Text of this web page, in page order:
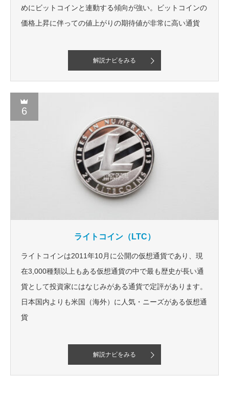
めにビットコインと連動する傾向が強い。ビットコインの
価格上昇に伴っての値上がりの期待値が非常に高い通貨
解説ナビをみる
6
ライトコイン（LTC）
ライトコインは2011年10月に公開の仮想通貨であり、現
在3,000種類以上もある仮想通貨の中で最も歴史が長い通
貨として投資家にはなじみがある通貨で定評があります。
日本国内よりも米国（海外）に人気・ニーズがある仮想通
貨
解説ナビをみる